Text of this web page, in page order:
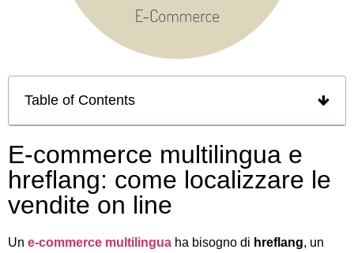
Table of Contents
E-commerce multilingua e
hreflang: come localizzare le
vendite on line
Un e-commerce multilingua ha bisogno di hreflang, un